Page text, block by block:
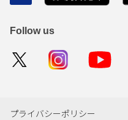
Follow us
プライバシーポリシー